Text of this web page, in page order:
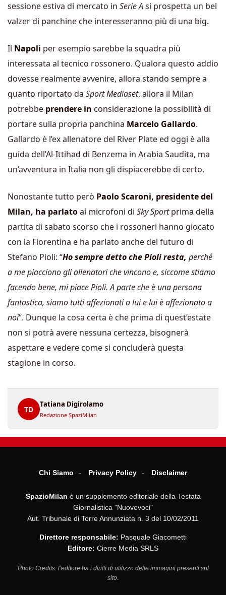
sessione estiva di mercato in Serie Asi prospetta un bel
valzer di panchine che interesseranno più di una big.
Il Napoli per esempio sarebbe la squadra più
interessata al tecnico rossonero. Qualora questo addio
dovesse realmente avvenire, allora stando sempre a
quanto riportato da SportMediaset, allora il Milan
potrebbe prendere in considerazione la possibilità di
portare sulla propria panchina Marcelo Gallardo.
Gallardo è l’ex allenatore del River Plate ed oggi è alla
guida dell’Al-Ittihad di Benzema in Arabia Saudita, ma
un’avventura in Italia non gli dispiacerebbe di certo.
Nonostante tutto però Paolo Scaroni, presidente del
Milan, ha parlatoai microfoni di Sky Sportprima della
partita di sabato scorso che i rossoneri hanno giocato
con la Fiorentina e ha parlato anche del futuro di
Stefano Pioli: “Ho sempre detto che Pioli resta, perché
a me piacciono gli allenatori che vincono e, siccome stiamo
facendo bene, mi piace Pioli. A parte che è una persona
fantastica, siamo tutti affezionati a lui e lui è affezionato a
noi“. Dunque la cosa certa è che prima di quest’estate
non si potrà avere nessuna certezza, bisognerà
aspettare e vedere come si concluderà questa
stagione in corso.
TD
Tatiana Digirolamo
Redazione SpaziMilan
Chi Siamo Privacy Policy Disclaimer
SpazioMilan è un supplemento editoriale della Testata
Giornalistica "Nuovevoci"
Aut. Tribunale di Torre Annunziata n. 3 del 10/02/2011
Direttore responsabile: Pasquale Giacometti
Editore: Cierre Media SRLS
Photo Credits: l’editore ha i diritti di utilizzo delle immagini presenti sul
sito.